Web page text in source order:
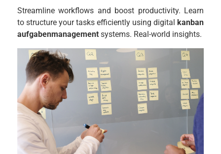
Streamline workflows and boost productivity. Learn
to structure your tasks efficiently using digital kanban
aufgabenmanagement systems. Real-world insights.